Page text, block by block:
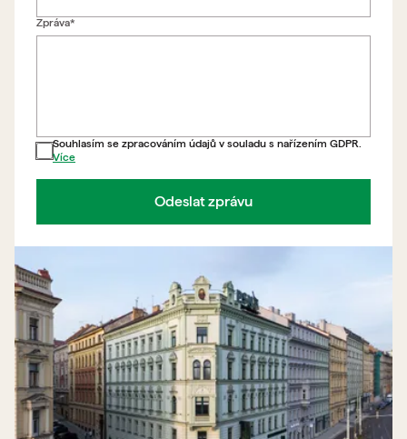
Zpráva*
Souhlasím se zpracováním údajů v souladu s nařízením GDPR.
Více
Odeslat zprávu